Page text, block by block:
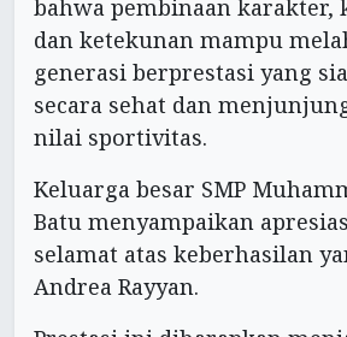
bahwa pembinaan karakter,
dan ketekunan mampu
generasi berprestasi yang
secara sehat dan
nilai sportivitas.
Keluarga besar SMP
Batu menyampaikan
selamat atas keberhasilan
Andrea Rayyan.